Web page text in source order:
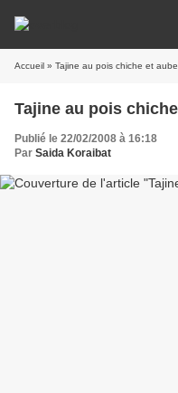
Accueil » Tajine au pois chiche et
Tajine au pois
Publié le 22/02/2008 à 16:18
Par Saida Koraibat